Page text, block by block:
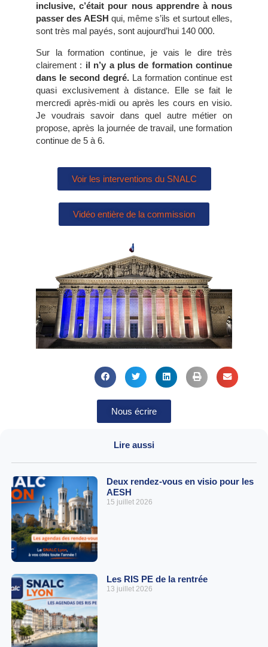
inclusive, c’était pour nous apprendre à nous
passer des AESH qui, même s’ils et surtout elles,
sont très mal payés, sont aujourd’hui 140 000.
Sur la formation continue, je vais le dire très
clairement : il n’y a plus de formation continue
dans le second degré. La formation continue est
quasi exclusivement à distance. Elle se fait le
mercredi après-midi ou après les cours en visio.
Je voudrais savoir dans quel autre métier on
propose, après la journée de travail, une formation
continue de 5 à 6.
Voir les interventions du SNALC
Vidéo entière de la commission
Nous écrire
Lire aussi
Deux rendez-vous en visio pour les
AESH
15 juillet 2026
Les RIS PE de la rentrée
13 juillet 2026